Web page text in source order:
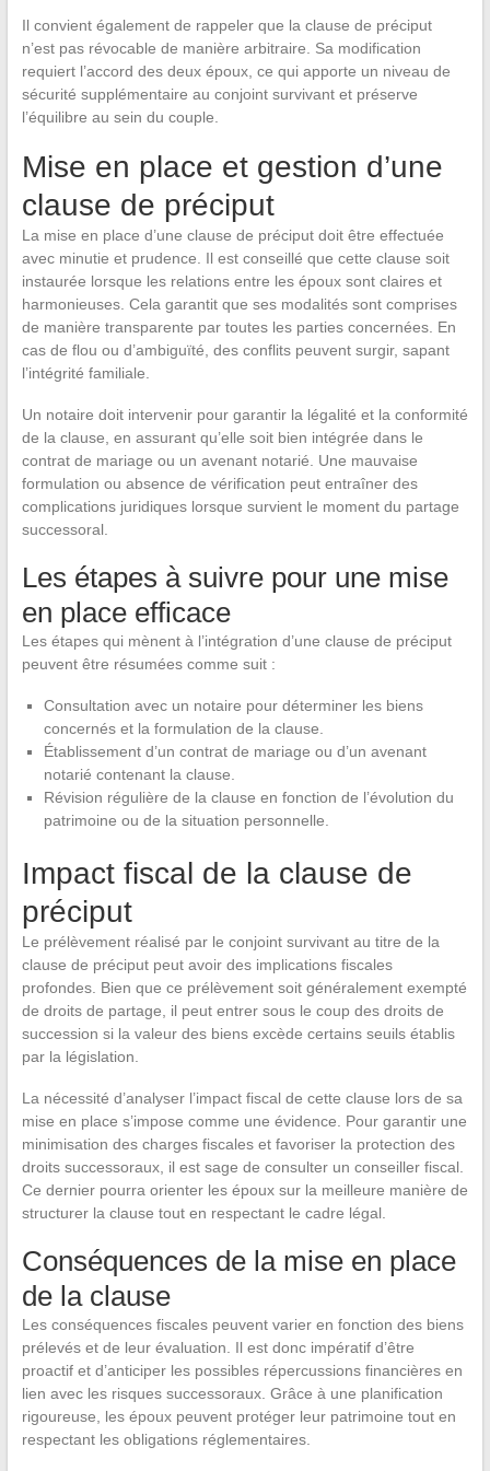
Il convient également de rappeler que la clause de préciput
n’est pas révocable de manière arbitraire. Sa modification
requiert l’accord des deux époux, ce qui apporte un niveau de
sécurité supplémentaire au conjoint survivant et préserve
l’équilibre au sein du couple.
Mise en place et gestion d’une
clause de préciput
La mise en place d’une clause de préciput doit être effectuée
avec minutie et prudence. Il est conseillé que cette clause soit
instaurée lorsque les relations entre les époux sont claires et
harmonieuses. Cela garantit que ses modalités sont comprises
de manière transparente par toutes les parties concernées. En
cas de flou ou d’ambiguïté, des conflits peuvent surgir, sapant
l’intégrité familiale.
Un notaire doit intervenir pour garantir la légalité et la conformité
de la clause, en assurant qu’elle soit bien intégrée dans le
contrat de mariage ou un avenant notarié. Une mauvaise
formulation ou absence de vérification peut entraîner des
complications juridiques lorsque survient le moment du partage
successoral.
Les étapes à suivre pour une mise
en place efficace
Les étapes qui mènent à l’intégration d’une clause de préciput
peuvent être résumées comme suit :
Consultation avec un notaire pour déterminer les biens
concernés et la formulation de la clause.
Établissement d’un contrat de mariage ou d’un avenant
notarié contenant la clause.
Révision régulière de la clause en fonction de l’évolution du
patrimoine ou de la situation personnelle.
Impact fiscal de la clause de
préciput
Le prélèvement réalisé par le conjoint survivant au titre de la
clause de préciput peut avoir des implications fiscales
profondes. Bien que ce prélèvement soit généralement exempté
de droits de partage, il peut entrer sous le coup des droits de
succession si la valeur des biens excède certains seuils établis
par la législation.
La nécessité d’analyser l’impact fiscal de cette clause lors de sa
mise en place s’impose comme une évidence. Pour garantir une
minimisation des charges fiscales et favoriser la protection des
droits successoraux, il est sage de consulter un conseiller fiscal.
Ce dernier pourra orienter les époux sur la meilleure manière de
structurer la clause tout en respectant le cadre légal.
Conséquences de la mise en place
de la clause
Les conséquences fiscales peuvent varier en fonction des biens
prélevés et de leur évaluation. Il est donc impératif d’être
proactif et d’anticiper les possibles répercussions financières en
lien avec les risques successoraux. Grâce à une planification
rigoureuse, les époux peuvent protéger leur patrimoine tout en
respectant les obligations réglementaires.